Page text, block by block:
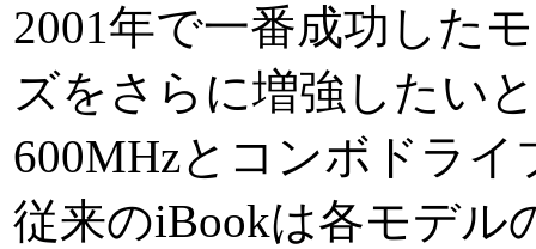
2001年で一番成功した
ズをさらに増強したい
600MHzとコンボドラ
従来のiBookは各モデル